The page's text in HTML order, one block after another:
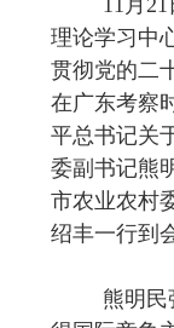
11月
理论学习中
贯彻党的二
在广东考察
平总书记关
委副书记熊
市农业农村
绍丰一行到
熊明民